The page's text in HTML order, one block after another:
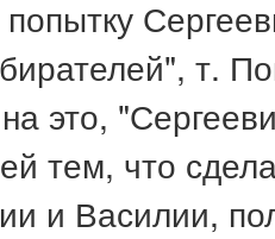
т.
это,
тем, что
и Василии,